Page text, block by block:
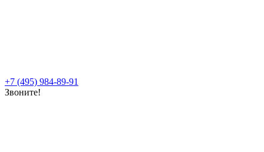
+7 (495) 984-89-91
Звоните!